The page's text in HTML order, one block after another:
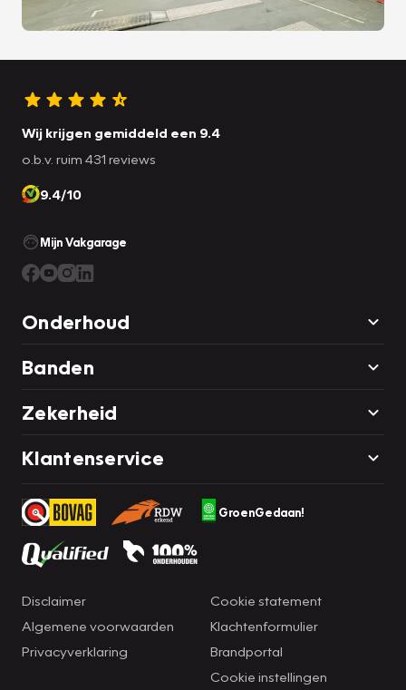
Wij krijgen gemiddeld een 9.4
o.b.v. ruim 431 reviews
9.4/10
Mijn Vakgarage
Onderhoud
Banden
Zekerheid
Klantenservice
GroenGedaan!
Disclaimer
Algemene voorwaarden
Privacyverklaring
Cookie statement
Klachtenformulier
Brandportal
Cookie instellingen